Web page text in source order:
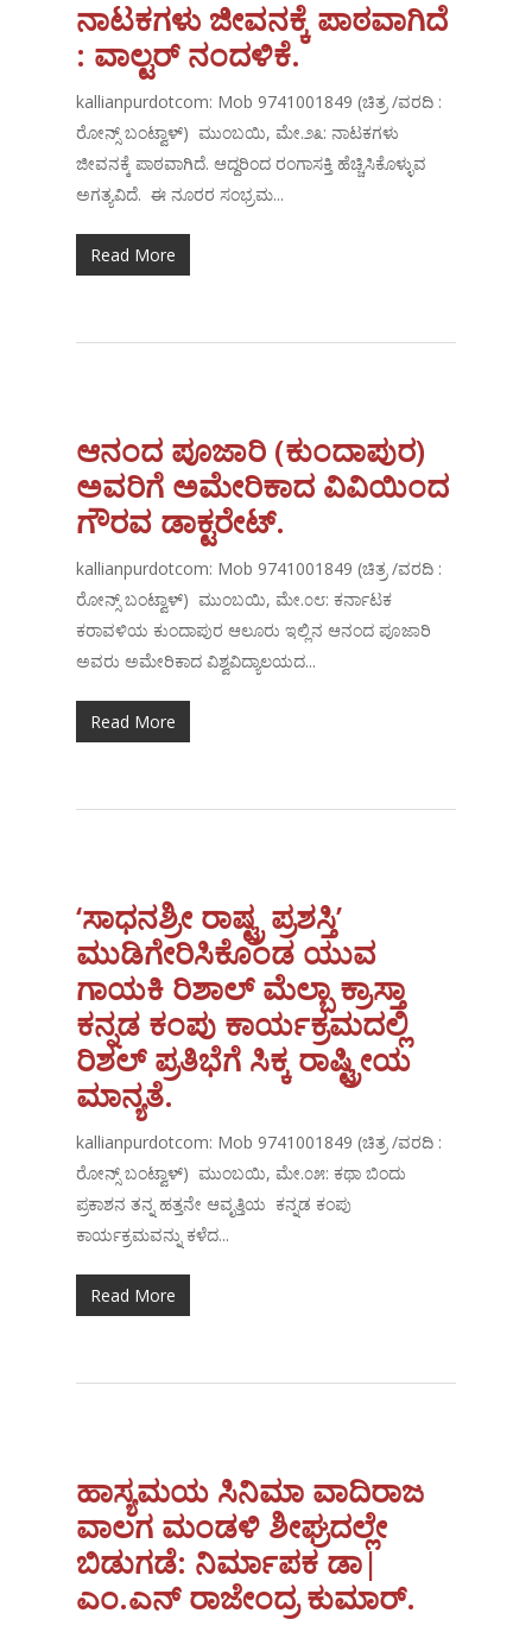
ನಾಟಕಗಳು ಜೀವನಕ್ಕೆ ಪಾಠವಾಗಿದೆ
: ವಾಲ್ಟರ್ ನಂದಳಿಕೆ.
kallianpurdotcom: Mob 9741001849 (ಚಿತ್ರ /ವರದಿ :
ರೋನ್ಸ್ ಬಂಟ್ವಾಳ್) ಮುಂಬಯಿ, ಮೇ.೨೩: ನಾಟಕಗಳು
ಜೀವನಕ್ಕೆ ಪಾಠವಾಗಿದೆ. ಆದ್ದರಿಂದ ರಂಗಾಸಕ್ತಿ ಹೆಚ್ಚಿಸಿಕೊಳ್ಳುವ
ಅಗತ್ಯವಿದೆ. ಈ ನೂರರ ಸಂಭ್ರಮ...
Read More
ಆನಂದ ಪೂಜಾರಿ (ಕುಂದಾಪುರ)
ಅವರಿಗೆ ಅಮೇರಿಕಾದ ವಿವಿಯಿಂದ
ಗೌರವ ಡಾಕ್ಟರೇಟ್.
kallianpurdotcom: Mob 9741001849 (ಚಿತ್ರ /ವರದಿ :
ರೋನ್ಸ್ ಬಂಟ್ವಾಳ್) ಮುಂಬಯಿ, ಮೇ.೦೮: ಕರ್ನಾಟಕ
ಕರಾವಳಿಯ ಕುಂದಾಪುರ ಆಲೂರು ಇಲ್ಲಿನ ಆನಂದ ಪೂಜಾರಿ
ಅವರು ಅಮೇರಿಕಾದ ವಿಶ್ವವಿದ್ಯಾಲಯದ...
Read More
‘ಸಾಧನಶ್ರೀ ರಾಷ್ಟ್ರ ಪ್ರಶಸ್ತಿ’
ಮುಡಿಗೇರಿಸಿಕೊಂಡ ಯುವ
ಗಾಯಕಿ ರಿಶಾಲ್ ಮೆಲ್ಬಾ ಕ್ರಾಸ್ತಾ
ಕನ್ನಡ ಕಂಪು ಕಾರ್ಯಕ್ರಮದಲ್ಲಿ
ರಿಶಲ್ ಪ್ರತಿಭೆಗೆ ಸಿಕ್ಕ ರಾಷ್ಟ್ರೀಯ
ಮಾನ್ಯತೆ.
kallianpurdotcom: Mob 9741001849 (ಚಿತ್ರ /ವರದಿ :
ರೋನ್ಸ್ ಬಂಟ್ವಾಳ್) ಮುಂಬಯಿ, ಮೇ.೦೫: ಕಥಾ ಬಿಂದು
ಪ್ರಕಾಶನ ತನ್ನ ಹತ್ತನೇ ಆವೃತ್ತಿಯ ಕನ್ನಡ ಕಂಪು
ಕಾರ್ಯಕ್ರಮವನ್ನು ಕಳೆದ...
Read More
ಹಾಸ್ಯಮಯ ಸಿನಿಮಾ ವಾದಿರಾಜ
ವಾಲಗ ಮಂಡಳಿ ಶೀಘ್ರದಲ್ಲೇ
ಬಿಡುಗಡೆ: ನಿರ್ಮಾಪಕ ಡಾ|
ಎಂ.ಎನ್ ರಾಜೇಂದ್ರ ಕುಮಾರ್.